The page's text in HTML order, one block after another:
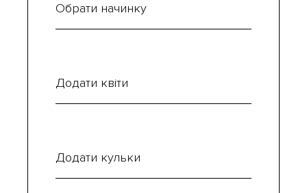
Обрати начинку
Додати квіти
Додати кульки